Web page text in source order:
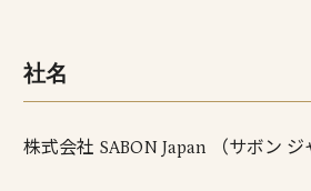
社名
株式会社 SABON Japan （サボン ジ